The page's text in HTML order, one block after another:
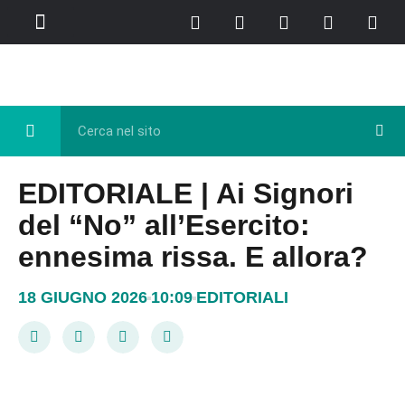
EDITORIALE | Ai Signori
del “No” all’Esercito:
ennesima rissa. E allora?
18 GIUGNO 2026 10:09 EDITORIALI